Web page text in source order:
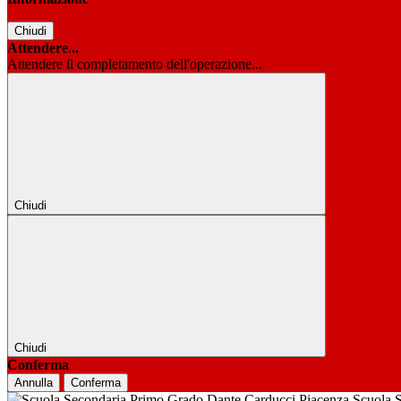
Chiudi
Attendere...
Attendere il completamento dell'operazione...
Chiudi
Chiudi
Conferma
Annulla Conferma